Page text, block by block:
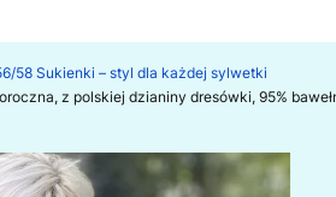
58 Sukienki – styl dla każdej sylwetki
z polskiej dzianiny dresówki, 95%